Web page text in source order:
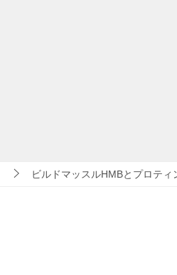
ビルドマッスルHMBとプロティ